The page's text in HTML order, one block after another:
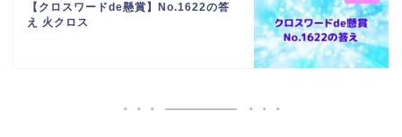
【クロスワードde懸賞】No.1622の答
え 火クロス